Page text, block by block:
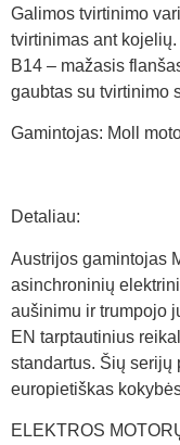
Galimos tvirtinimo
tvirtinimas ant
B14 – mažasis
gaubtas su tvirtinimo
Gamintojas: Moll
Detaliau:
Austrijos gamintojas
asinchroninių
aušinimu ir trumpojo
EN tarptautinius
standartus. Šių serijų
europietiškas
ELEKTROS